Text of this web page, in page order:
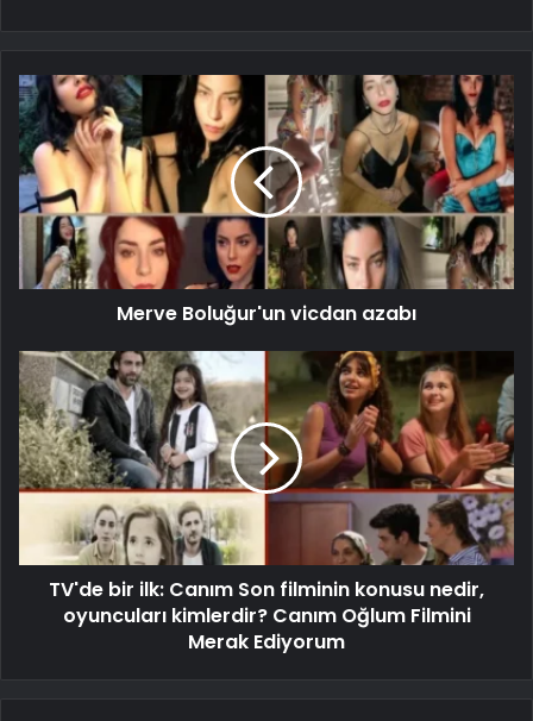
Merve Boluğur'un vicdan azabı
TV'de bir ilk: Canım Son filminin konusu nedir,
oyuncuları kimlerdir? Canım Oğlum Filmini
Merak Ediyorum